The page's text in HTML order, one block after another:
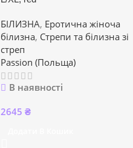
БІЛИЗНА, Еротична жіноча
білизна, Стрепи та білизна зі
стреп
Passion (Польща)
В наявності
2645 ₴